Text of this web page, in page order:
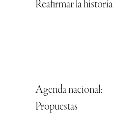
Reafirmar la historia
Agenda nacional:
Propuestas